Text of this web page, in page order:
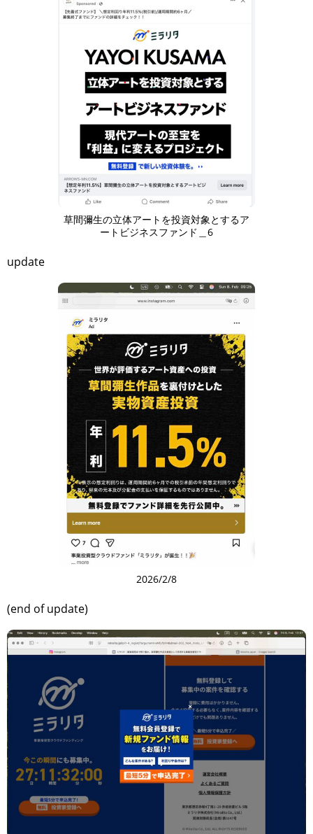
草間彌生の立体アートを投資対象とするア
ートビジネスファンド＿6
update
2026/2/8
(end of update)